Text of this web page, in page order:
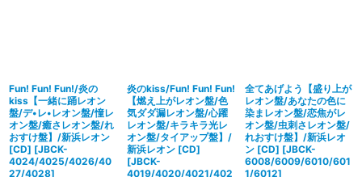
Fun! Fun! Fun!/炎の
kiss【一緒に踊レオン
盤/デ•レ•レオン盤/憧レ
オン盤/癒さレオン盤/れ
おすけ盤】/新浜レオン
[CD] [JBCK-
4024/4025/4026/40
27/4028]
炎のkiss/Fun! Fun! Fun!
【燃え上がレオン盤/色
気ダダ漏レオン盤/心躍
レオン盤/キラキラ光レ
オン盤/タイアップ盤】/
新浜レオン [CD]
[JBCK-
4019/4020/4021/402
全てあげよう【盛り上が
レオン盤/あなたの色に
染まレオン盤/恋焦がレ
オン盤/虫刺さレオン盤/
れおすけ盤】/新浜レオ
ン [CD] [JBCK-
6008/6009/6010/601
1/6012]